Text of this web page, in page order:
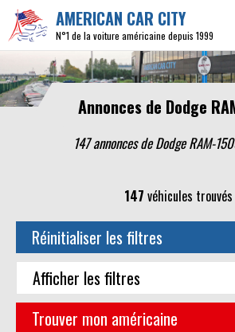
AMERICAN CAR CITY
N°1 de la voiture américaine depuis 1999
Annonces de Dodge
147 annonces de Dodge RAM-
147 véhicules trouvés
Réinitialiser les filtres
Afficher les filtres
Trouver mon américaine